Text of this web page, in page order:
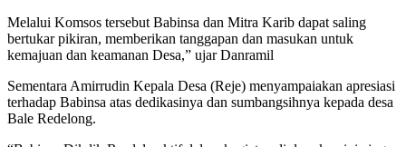
Melalui Komsos tersebut Babinsa dan Mitra Karib dapat saling
bertukar pikiran, memberikan tanggapan dan masukan untuk
kemajuan dan keamanan Desa,” ujar Danramil
Sementara Amirrudin Kepala Desa (Reje) menyampaiakan apresiasi
terhadap Babinsa atas dedikasinya dan sumbangsihnya kepada desa
Bale Redelong.